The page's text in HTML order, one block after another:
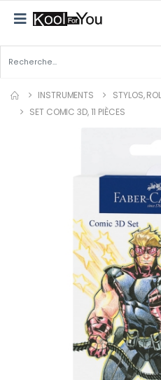
INSTRUMENTS
STYLOS,
SET COMIC 3D, 11 PIÈCES